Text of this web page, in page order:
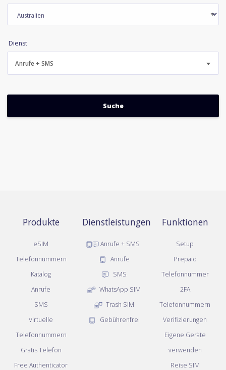
Dienst
Anrufe + SMS
Produkte
eSIM
Telefonnummern
Katalog
Anrufe
SMS
Virtuelle
Telefonnummern
Gratis Telefon
Free Authenticator
Dienstleistungen
Anrufe + SMS
Anrufe
SMS
WhatsApp SIM
Trash SIM
Gebührenfrei
Funktionen
Setup
Prepaid
Telefonnummer
2FA
Telefonnummern
Verifizierungen
Eigene Geräte
verwenden
Reise SIM